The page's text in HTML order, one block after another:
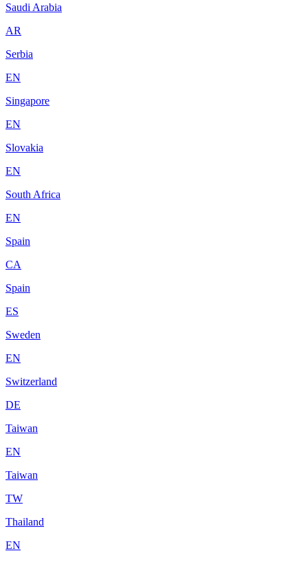
Saudi Arabia
AR
Serbia
EN
Singapore
EN
Slovakia
EN
South Africa
EN
Spain
CA
Spain
ES
Sweden
EN
Switzerland
DE
Taiwan
EN
Taiwan
TW
Thailand
EN